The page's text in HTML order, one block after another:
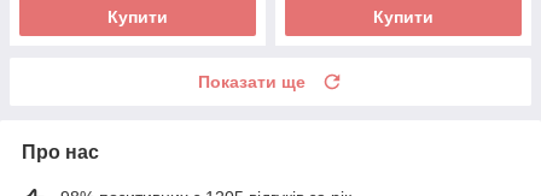
Купити Купити
Показати ще
Про нас